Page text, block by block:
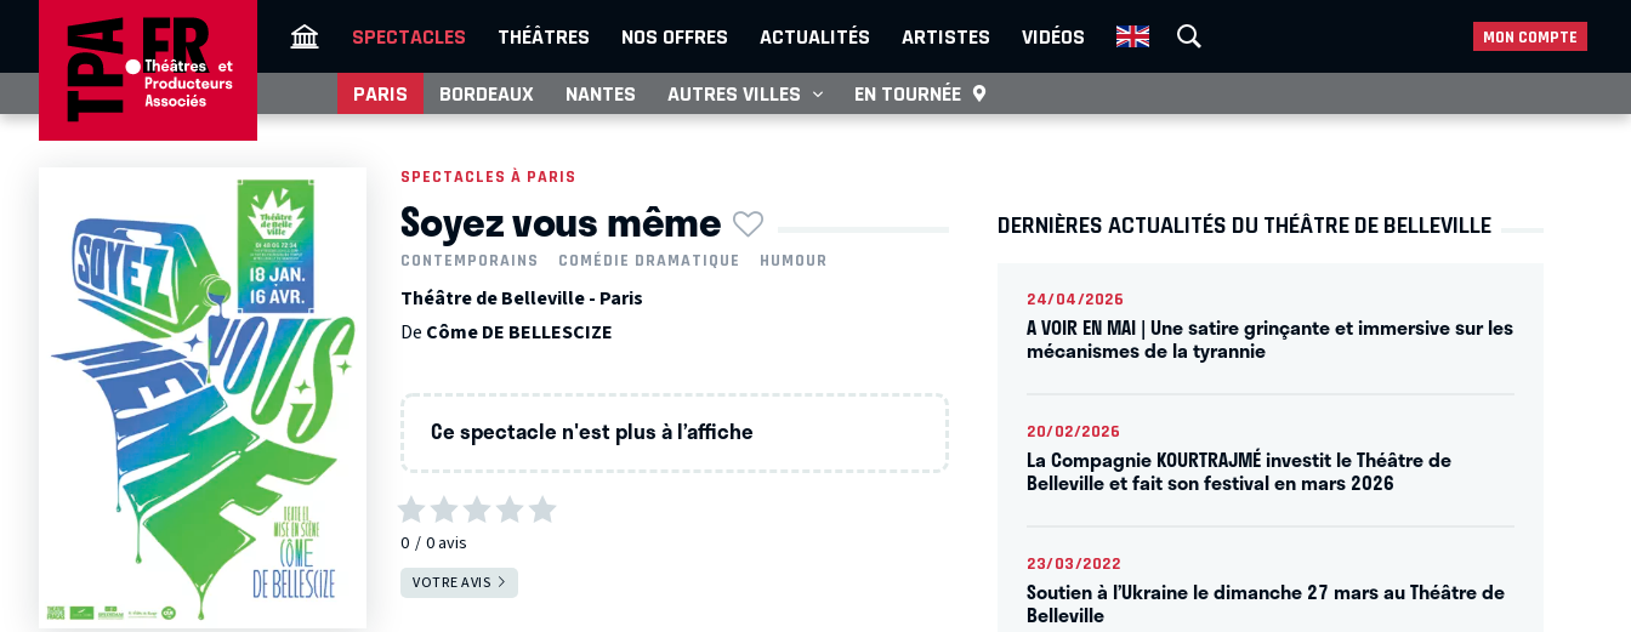
SPECTACLES THÉÂTRES NOS OFFRES ACTUALITÉS ARTISTES VIDÉOS MON COMPTE
PARIS BORDEAUX NANTES AUTRES VILLES EN TOURNÉE
SPECTACLES À PARIS
Soyez vous même
CONTEMPORAINS COMÉDIE DRAMATIQUE HUMOUR
Théâtre de Belleville - Paris
De Côme DE BELLESCIZE
Ce spectacle n'est plus à l’affiche
0 0avis
VOTRE AVIS
DERNIÈRES ACTUALITÉS DU THÉÂTRE DE BELLEVILLE
24/04/2026
A VOIR EN MAI | Une satire grinçante et immersive sur les
mécanismes de la tyrannie
20/02/2026
La Compagnie KOURTRAJMÉ investit le Théâtre de
Belleville et fait son festival en mars 2026
23/03/2022
Soutien à l’Ukraine le dimanche 27 mars au Théâtre de
Belleville